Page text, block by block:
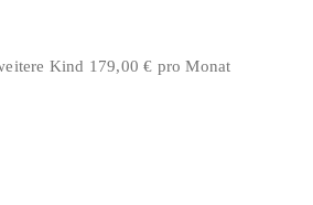
für das 4. und jedes weitere Kind 179,00 € pro Monat